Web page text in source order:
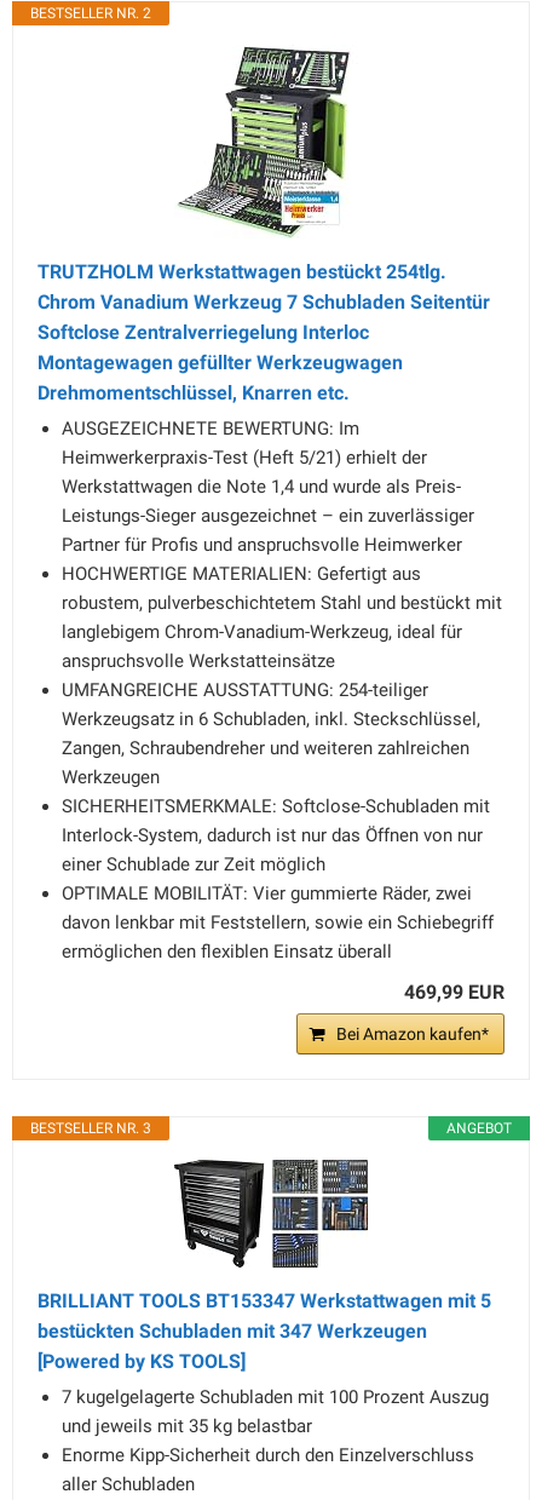
BESTSELLER NR. 2
TRUTZHOLM Werkstattwagen bestückt 254tlg.
Chrom Vanadium Werkzeug 7 Schubladen Seitentür
Softclose Zentralverriegelung Interloc
Montagewagen gefüllter Werkzeugwagen
Drehmomentschlüssel, Knarren etc.
AUSGEZEICHNETE BEWERTUNG: Im
Heimwerkerpraxis-Test (Heft 5/21) erhielt der
Werkstattwagen die Note 1,4 und wurde als Preis-
Leistungs-Sieger ausgezeichnet – ein zuverlässiger
Partner für Profis und anspruchsvolle Heimwerker
HOCHWERTIGE MATERIALIEN: Gefertigt aus
robustem, pulverbeschichtetem Stahl und bestückt mit
langlebigem Chrom-Vanadium-Werkzeug, ideal für
anspruchsvolle Werkstatteinsätze
UMFANGREICHE AUSSTATTUNG: 254-teiliger
Werkzeugsatz in 6 Schubladen, inkl. Steckschlüssel,
Zangen, Schraubendreher und weiteren zahlreichen
Werkzeugen
SICHERHEITSMERKMALE: Softclose-Schubladen mit
Interlock-System, dadurch ist nur das Öffnen von nur
einer Schublade zur Zeit möglich
OPTIMALE MOBILITÄT: Vier gummierte Räder, zwei
davon lenkbar mit Feststellern, sowie ein Schiebegriff
ermöglichen den flexiblen Einsatz überall
469,99 EUR
Bei Amazon kaufen*
ANGEBOT
BESTSELLER NR. 3
BRILLIANT TOOLS BT153347 Werkstattwagen mit 5
bestückten Schubladen mit 347 Werkzeugen
[Powered by KS TOOLS]
7 kugelgelagerte Schubladen mit 100 Prozent Auszug
und jeweils mit 35 kg belastbar
Enorme Kipp-Sicherheit durch den Einzelverschluss
aller Schubladen